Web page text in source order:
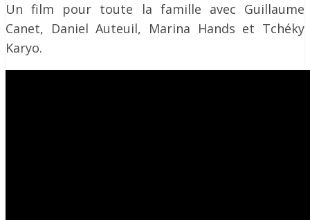
Un film pour toute la famille avec Guillaume
Canet, Daniel Auteuil, Marina Hands et Tchéky
Karyo.